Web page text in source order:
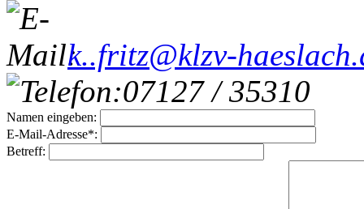
k..fritz@klzv-
07127 / 35310
Namen eingeben:
E-Mail-Adresse*:
Betreff: